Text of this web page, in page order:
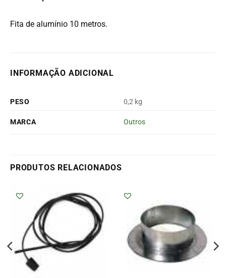
Fita de alumínio 10 metros.
INFORMAÇÃO ADICIONAL
PESO 0,2 kg
MARCA Outros
PRODUTOS RELACIONADOS